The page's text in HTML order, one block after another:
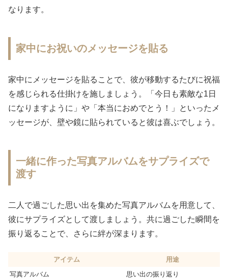
なります。
家中にお祝いのメッセージを貼る
家中にメッセージを貼ることで、彼が移動するたびに祝福
を感じられる仕掛けを施しましょう。「今日も素敵な1日
になりますように」や「本当におめでとう！」といったメ
ッセージが、壁や鏡に貼られていると彼は喜ぶでしょう。
一緒に作った写真アルバムをサプライズで
渡す
二人で過ごした思い出を集めた写真アルバムを用意して、
彼にサプライズとして渡しましょう。共に過ごした瞬間を
振り返ることで、さらに絆が深まります。
アイテム
用途
写真アルバム
思い出の振り返り